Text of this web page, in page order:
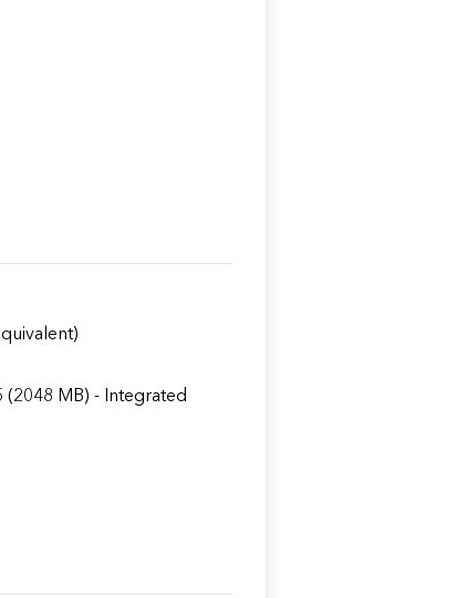
MB) - Integrated